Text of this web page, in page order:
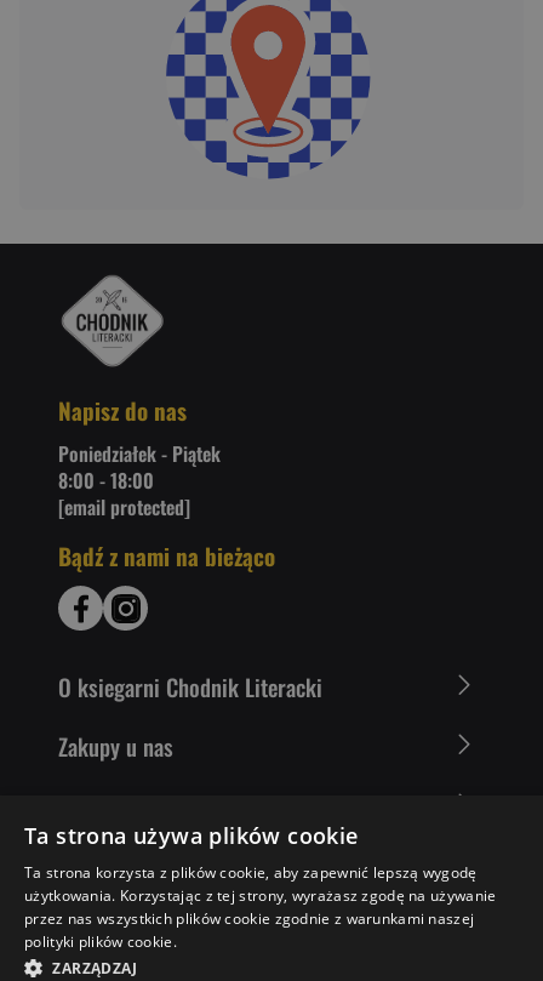
29,83 ZŁ
Napisz do nas
Poniedziałek - Piątek
8:00 - 18:00
[email protected]
Bądź z nami na bieżąco
O ksiegarni Chodnik Literacki
Zakupy u nas
Literaci polecają
Ta strona używa plików cookie
Ta strona korzysta z plików cookie, aby zapewnić lepszą wygodę
użytkowania. Korzystając z tej strony, wyrażasz zgodę na używanie
przez nas wszystkich plików cookie zgodnie z warunkami naszej
polityki plików cookie.
ZARZĄDZAJ